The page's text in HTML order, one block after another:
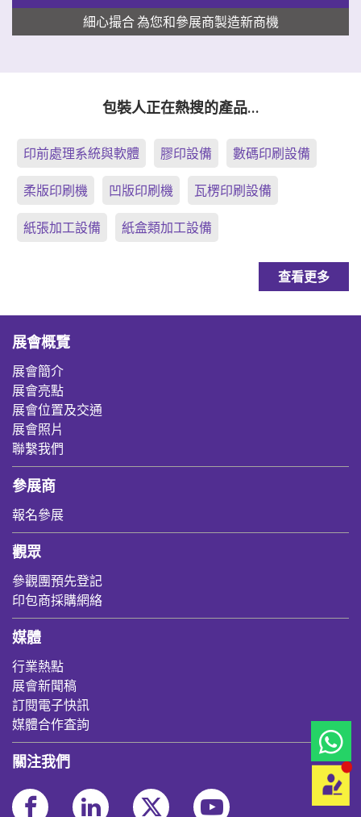
細心撮合 為您和參展商製造新商機
包裝人正在熱搜的產品…
印前處理系統與軟體 膠印設備 數碼印刷設備
柔版印刷機 凹版印刷機 瓦楞印刷設備
紙張加工設備 紙盒類加工設備
查看更多
展會概覽
展會簡介
展會亮點
展會位置及交通
展會照片
聯繫我們
參展商
報名參展
觀眾
參觀團預先登記
印包商採購網絡
媒體
行業熱點
展會新聞稿
訂閱電子快訊
媒體合作査詢
關注我們